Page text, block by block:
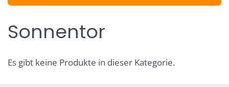
Sonnentor
Es gibt keine Produkte in dieser Kategorie.